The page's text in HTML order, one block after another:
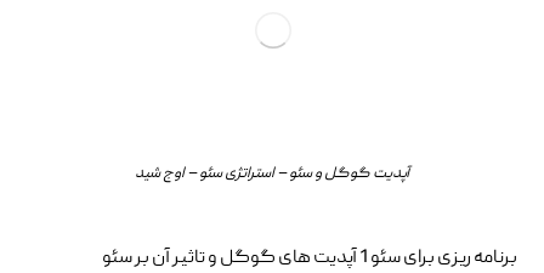
آپدیت گوگل و سئو – استراتژی سئو – اوج شید
برنامه‌ ریزی برای سئو 1 آپدیت های گوگل و تاثیر آن بر سئو